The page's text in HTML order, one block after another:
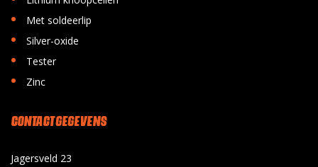
• Met soldeerlip
• Silver-oxide
• Tester
• Zinc
CONTACT GEGEVENS
Jagersveld 23